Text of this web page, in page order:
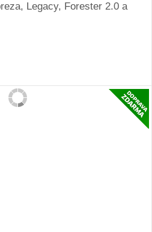
Legacy, Forester 2.0 a